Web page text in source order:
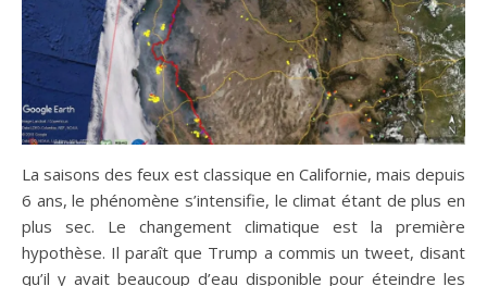
La saisons des feux est classique en Californie, mais depuis
6 ans, le phénomène s’intensifie, le climat étant de plus en
plus sec. Le changement climatique est la première
hypothèse. Il paraît que Trump a commis un tweet, disant
qu’il y avait beaucoup d’eau disponible pour éteindre les